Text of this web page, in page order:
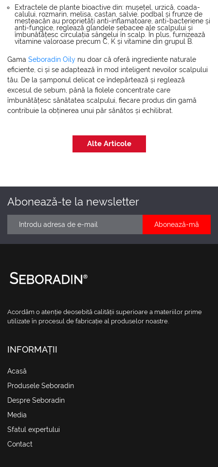
Extractele de plante bioactive din: mușețel, urzică, coada-
calului, rozmarin, melisa, castan, salvie, podbal și frunze de
mesteacăn au proprietăți anti-inflamatoare, anti-bacteriene și
anti-fungice, reglează glandele sebacee ale scalpului și
îmbunătățesc circulația sângelui în scalp. În plus, furnizează
vitamine valoroase precum C, K și vitamine din grupul B.
Gama Seboradin Oily nu doar că oferă ingrediente naturale
eficiente, ci și se adaptează în mod inteligent nevoilor scalpului
tău. De la șamponul delicat ce îndepărtează și reglează
excesul de sebum, până la fiolele concentrate care
îmbunătățesc sănătatea scalpului, fiecare produs din gamă
contribuie la obținerea unui păr sănătos și echilibrat.
Alte Articole
Abonează-te la newsletter
Acordăm o atenție deosebită calității superioare a materiilor prime
utilizate în procesul de fabricație al produselor noastre.
INFORMAȚII
Acasă
Produsele Seboradin
Despre Seboradin
Media
Sfatul expertului
Contact